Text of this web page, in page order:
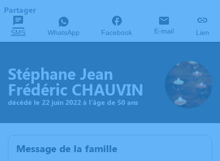
Partager
SMS WhatsApp Facebook E-mail Lien
Stéphane Jean
Frédéric CHAUVIN
décédé le 22 juin 2022 à l'âge de 50 ans
Message de la famille